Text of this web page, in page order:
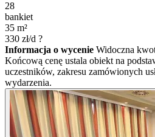
28
bankiet
35 m²
330 zł/d ?
Informacja o wycenie Widoczna
Końcową cenę ustala obiekt na
uczestników, zakresu zamówionych
wydarzenia.